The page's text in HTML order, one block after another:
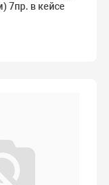
7пр. в кейсе